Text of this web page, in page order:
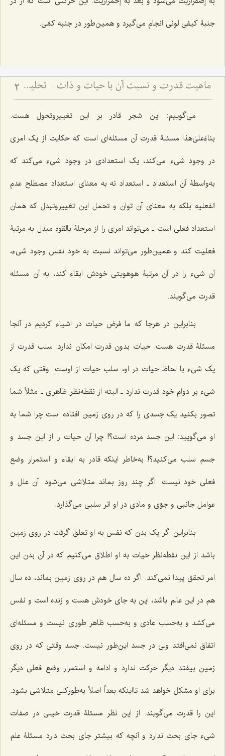
جنبۀ کیفی لونی انجام می‌گیرد و همین‌طور در جنبه کمّی.
ماهیت قدرت و نسبت آن با حیات و ذات - تحلیل فلسفیِ تلازمِ قدرت با وجود و نقد اوهام انسانی 2
می‌گوییم: این شجر قادر بر این تغییروتحول هست.
بناءً‌علیٰ‌هذا مسئلۀ قدرت آن مسئله‌ای است که حکایت از یک امری
در وجود شیء می‌کند، یک استعدادی در وجود شیء می‌کند که
به‌واسطۀ آن استعداد ـ استعداد نه به معنای استعداد مصطلح عدم
الفعلیه بلکه به معنای آن توان و تحمل این تغییروتبدل که همان
استعداد فعلی است ـ می‌تواند امری را از مرحلۀ بالقوه مبدل به مرتبۀ
فعلیت کند و همین‌طور می‌تواند نسبت به خود نفس وجود شیء،
آن شیء را در آن مرتبۀ هوهویتی خودش ابقاء کند، به آن مسئله
قدرت می‌گویند.
بنابراین در هرجا که ما فرض حیات در اشیاء کردیم در آنجا
مسئلۀ قدرت هست. حیات بدون قدرت امکان ندارد. سلب قدرت از
یک شیء با لحاظ حیات در او، سلب حیات از اوست. وقتی که یک
شیء بر دوام خود قدرت ندارد ـ البته از نقطه‌نظر ظاهری ـ مثلاً شما
تصور بکنید یک جسدی را که در روی زمین افتاده است چرا شما به
او می‌گویید: این جسد مرده است؟! چرا آن حیات را از این جسد و
جسم سلب می‌کنید؟! به‌خاطر اینکه قادر به ابقاء و استمرار وضع
فعلی خود نیست. اگر چند روز بماند متلاشی می‌شود. آن علل و
عوامل جانبی و جوّی و مادی در او اثر سلبی می‌گذارد.
بنابراین اگر یک بدن که نفس به او تعلق گرفت در روی زمین
باشد از این نقطه‌نظر حیات به او اطلاق می‌کنیم که در آن بدن این
امر تحقق پیدا نمی‌کند. اگر ده سال هم در روی زمین بماند، ده سال
هم در این عالم باشد، این به جای خودش هست و زنده است و نفس
می‌کشد و به‌حسب عادی و به‌حسب ظاهر طوری نیست و مسئله‌ای
اتفاق نمی‌افتد ولی در جسد این‌طور نیست. جسد وقتی که در روی
زمین بیفتد دیگر حرکت ندارد و ادامه و استمرار وضع فعلی دیگر
برای او مشکل خواهد شد تااینکه بعداً اصلاً به‌طورکلی متلاشی بشود.
این را قدرت می‌گویند. از این نظر مسئلۀ قدرت خیلی در صفات
شیء جای بحث ندارد و آنچه که بیشتر جای بحث دارد مسئلۀ علم